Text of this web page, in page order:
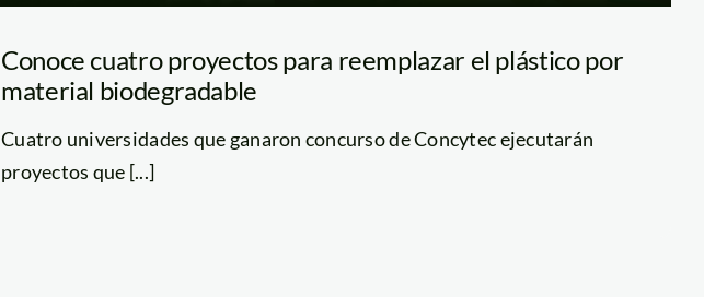
Conoce cuatro proyectos para reemplazar el plástico por
material biodegradable
Cuatro universidades que ganaron concurso de Concytec ejecutarán
proyectos que [...]